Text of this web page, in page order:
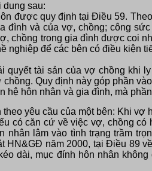
dung sau:
được quy định tại Điều 59.
đình và của vợ, chồng; công
chồng trong gia đình được coi
nghiệp để các bên có điều kiện
quyết tài sản của vợ chồng khi
Quy định này góp phần
hệ hôn nhân và gia đình, mà
yêu cầu của một bên: Khi vợ
có căn cứ về việc vợ, chồng
lâm vào tình trạng trầm
HN&GĐ năm 2000, tại Điều 89
dài, mục đính hôn nhân